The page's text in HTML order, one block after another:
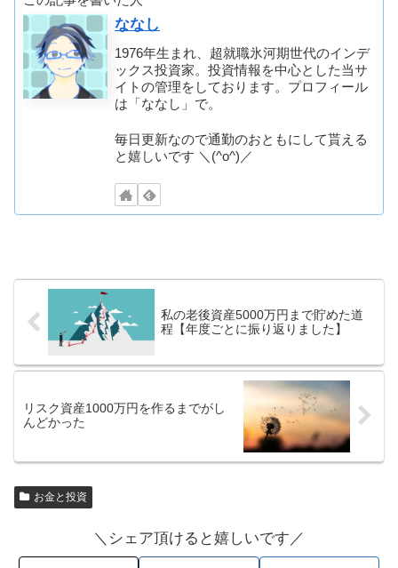
ななし
1976年生まれ、超就職氷河期世代のインデ
ックス投資家。投資情報を中心とした当サ
イトの管理をしております。プロフィール
は「ななし」で。
毎日更新なので通勤のおともにして貰える
と嬉しいです ＼(^o^)／
私の老後資産5000万円まで貯めた道
程【年度ごとに振り返りました】
リスク資産1000万円を作るまでがし
んどかった
お金と投資
＼シェア頂けると嬉しいです／